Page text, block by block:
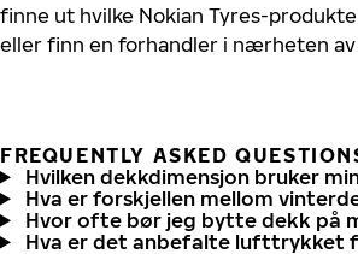
finne ut hvilke Nokian Tyres-
eller finn en forhandler i nærheten
FREQUENTLY ASKED
Hvilken dekkdimensjon bruker
Hva er forskjellen mellom
Hvor ofte bør jeg bytte dekk på
Hva er det anbefalte lufttrykket